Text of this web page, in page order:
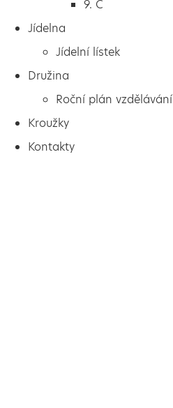
9. C
Jídelna
Jídelní lístek
Družina
Roční plán vzdělávání
Kroužky
Kontakty